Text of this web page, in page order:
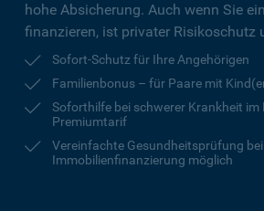
hohe Ab­sicherung. Auch wenn Sie
finanzieren, ist privater Risikoschutz
Sofort-Schutz für Ihre Angehörigen
Familienbonus – für Paare mit
Soforthilfe bei schwerer Krankheit im
Premiumtarif
Vereinfachte Gesundheitsprüfung bei
Immobilienfinanzierung möglich